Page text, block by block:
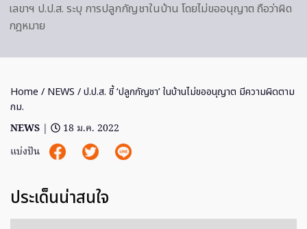
เลขาฯ ป.ป.ส. ระบุ การปลูกกัญชาในบ้าน โดยไม่ขออนุญาต ถือว่าผิด
กฎหมาย
Home / NEWS / ป.ป.ส. ชี้ ‘ปลูกกัญชา’ ในบ้านไม่ขออนุญาต มีความผิดตาม
กม.
NEWS |
18 ม.ค. 2022
แบ่งปัน
ประเด็นน่าสนใจ